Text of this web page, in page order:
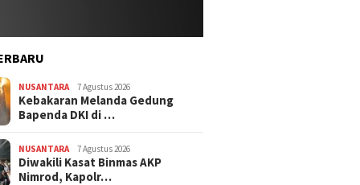
NUSANTARA 7 Agustus 2026
Kebakaran Melanda Gedung
Bapenda DKI di …
NUSANTARA 7 Agustus 2026
Diwakili Kasat Binmas AKP
Nimrod, Kapolr…